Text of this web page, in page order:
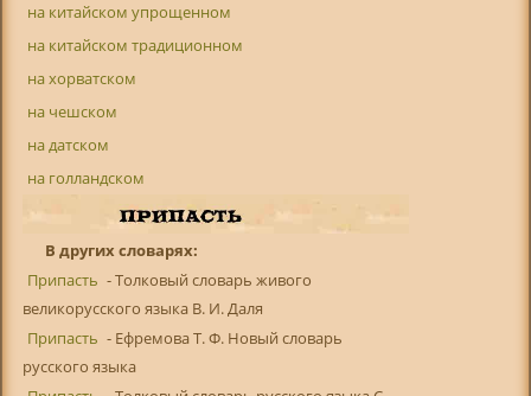
на китайском упрощенном
на китайском традиционном
на хорватском
на чешском
на датском
на голландском
В других словарях:
Припасть - Толковый словарь живого
великорусского языка В. И. Даля
Припасть - Ефремова Т. Ф. Новый словарь
русского языка